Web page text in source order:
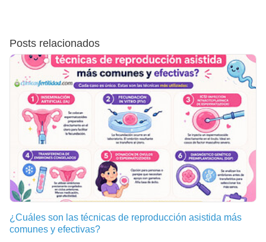
Posts relacionados
¿Cuáles son las técnicas de reproducción asistida más
comunes y efectivas?